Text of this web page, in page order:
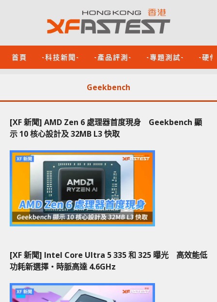
首頁 -科技新聞- -產品評測- -專題測試- -硬
Geekbench
[XF 新聞] AMD Zen 6 處理器首度現身 Geekbench 顯
示 10 核心設計及 32MB L3 快取
[XF 新聞] Intel Core Ultra 5 335 和 325 曝光 高效能低
功耗新選擇‧時脈高達 4.6GHz